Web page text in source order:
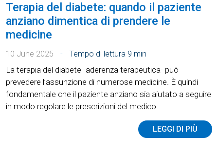
Terapia del diabete: quando il paziente
anziano dimentica di prendere le
medicine
10 June 2025 Tempo di lettura 9 min
La terapia del diabete -aderenza terapeutica- può
prevedere l’assunzione di numerose medicine. È quindi
fondamentale che il paziente anziano sia aiutato a seguire
in modo regolare le prescrizioni del medico.
LEGGI DI PIÙ